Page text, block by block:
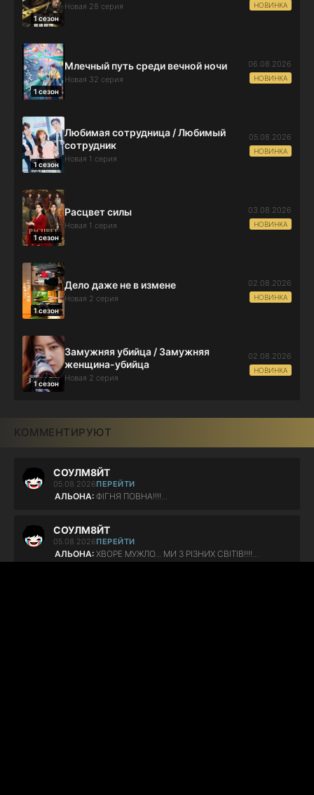
1 сезон
Новая 28 серия НОВИНКА
1 сезон
Млечный путь среди вечной ночи
Новая 32 серия
06.08.2026
НОВИНКА
1 сезон
Любимая сотрудница / Любимый
сотрудник
Новая 1 серия
05.08.2026
НОВИНКА
1 сезон
Расцвет силы
Новая 1 серия
03.08.2026
НОВИНКА
1 сезон
Дело даже не в измене
Новая 2 серия
02.08.2026
НОВИНКА
1 сезон
Замужняя убийца / Замужняя
женщина-убийца
Новая 2 серия
02.08.2026
НОВИНКА
КОММЕНТИРУЮТ
СОУЛМ8ЙТ
05.08.2026ПЕРЕЙТИ
АЛЬОНА: ФІГНЯ ПОВНА!!!!...
СОУЛМ8ЙТ
05.08.2026ПЕРЕЙТИ
АЛЬОНА: ХВОРЕ МУЖЛО... МИ З РІЗНИХ СВІТІВ!!!!...